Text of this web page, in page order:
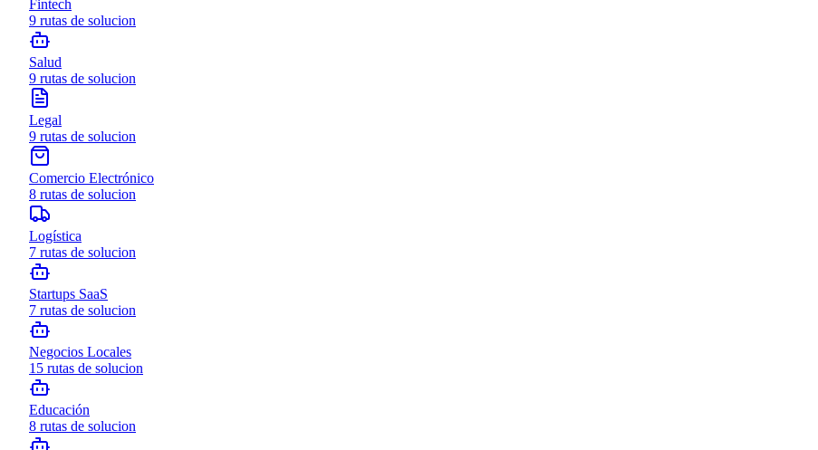
Fintech
9 rutas de solucion
Salud
9 rutas de solucion
Legal
9 rutas de solucion
Comercio Electrónico
8 rutas de solucion
Logística
7 rutas de solucion
Startups SaaS
7 rutas de solucion
Negocios Locales
15 rutas de solucion
Educación
8 rutas de solucion